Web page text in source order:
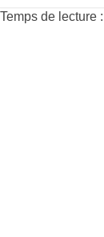
Temps de lecture :